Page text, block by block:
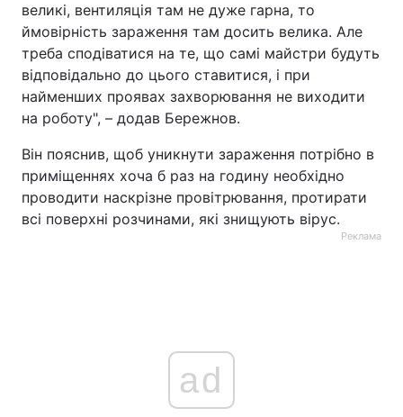
великі, вентиляція там не дуже гарна, то
ймовірність зараження там досить велика. Але
треба сподіватися на те, що самі майстри будуть
відповідально до цього ставитися, і при
найменших проявах захворювання не виходити
на роботу", – додав Бережнов.
Він пояснив, щоб уникнути зараження потрібно в
приміщеннях хоча б раз на годину необхідно
проводити наскрізне провітрювання, протирати
всі поверхні розчинами, які знищують вірус.
Реклама
ad